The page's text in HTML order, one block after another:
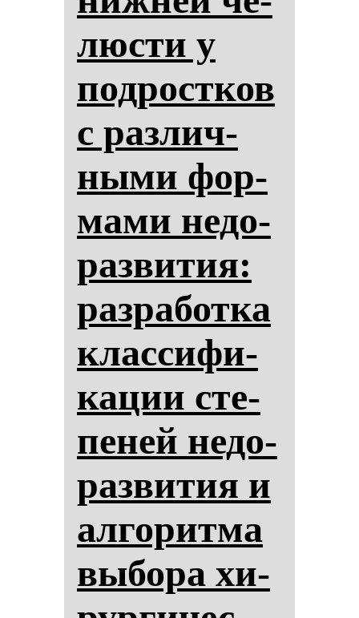
люс­ти у
под­рос­тков
с раз­лич­
ны­ми фор­
ма­ми не­до­
раз­ви­тия:
раз­ра­бот­ка
клас­си­фи­
ка­ции сте­
пе­ней не­до­
раз­ви­тия и
ал­го­рит­ма
вы­бо­ра хи­